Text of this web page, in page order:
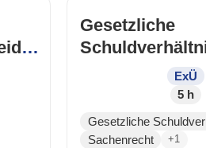
Gesetzliche
ExÜ
5 h
Gesetzliche
Sachenrecht
+1